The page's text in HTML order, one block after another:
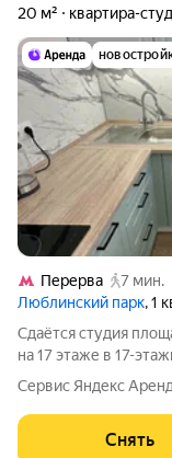
20 м² квартира-
Перерва
7 мин.
Люблинский парк, 1
Сдаётся студия
на 17 этаже в 17-
техники есть: Духовой шкаф Стиральная машина Холодильник
Посудомоечная машина Кондиционер
Пылесос Дом -
Сервис Яндекс
Снять